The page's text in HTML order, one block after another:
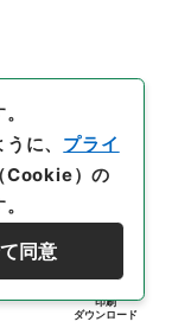
印刷
ダウンロード
に、 プライ
Cookie）の
同意